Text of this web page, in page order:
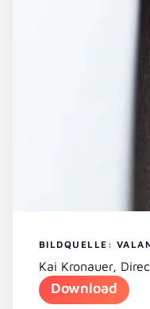
BILDQUELLE:
Kai Kronauer,
Download